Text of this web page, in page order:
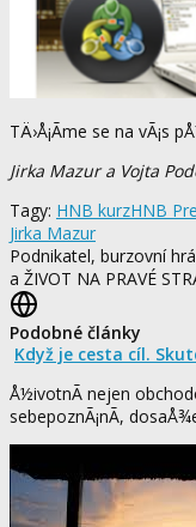
TÄ›Å¡Ã­me se na vÃ¡s
Jirka Mazur a Vojta
Tagy: HNB kurzHNB
Jirka Mazur
Podnikatel, burzovní
a ŽIVOT NA PRAVÉ
Podobné články
Když je cesta cíl.
Å½ivotnÃ­ nejen
sebepoznÃ¡nÃ­,